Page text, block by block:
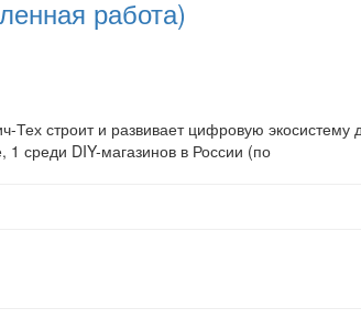
работа)
Тех строит и развивает цифровую экосистему
1 среди DIY-магазинов в России (по